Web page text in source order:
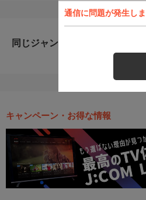
通信に問題が発生し
同じジャンルのおすすめ番組
キャンペーン・お得な情報